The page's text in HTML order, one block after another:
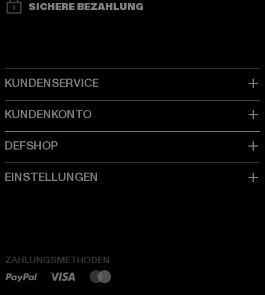
SICHERE BEZAHLUNG
ZAHLUNGSMETHODEN